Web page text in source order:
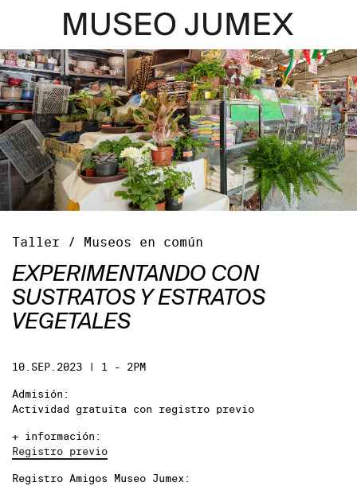
Taller / Museos en común
EXPERIMENTANDO CON
SUSTRATOS Y ESTRATOS
VEGETALES
10.SEP.2023 | 1 - 2PM
Admisión:
Actividad gratuita con registro previo
+ información:
Registro previo
Registro Amigos Museo Jumex: